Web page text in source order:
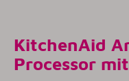
KitchenAid
Processor